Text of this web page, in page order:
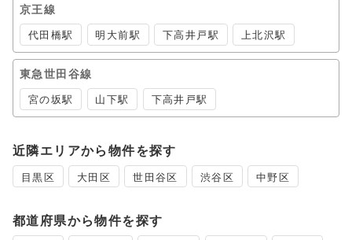
京王線
代田橋駅 明大前駅 下高井戸駅 上北沢駅
東急世田谷線
宮の坂駅 山下駅 下高井戸駅
近隣エリアから物件を探す
目黒区 大田区 世田谷区 渋谷区 中野区
都道府県から物件を探す